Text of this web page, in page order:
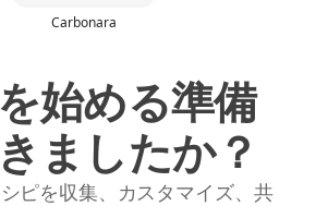
Carbonara
始める準備
ましたか？
ピを収集、カスタマイズ、共